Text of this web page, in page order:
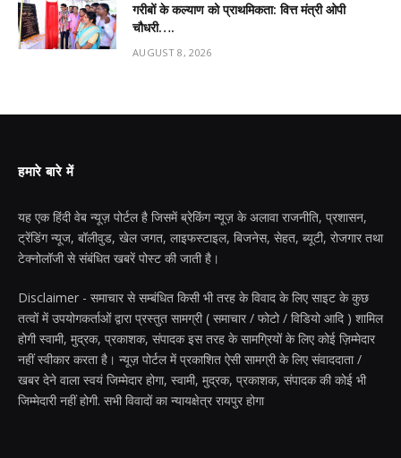
गरीबों के कल्याण को प्राथमिकता: वित्त मंत्री ओपी
चौधरी….
AUGUST 8, 2026
हमारे बारे में
यह एक हिंदी वेब न्यूज़ पोर्टल है जिसमें ब्रेकिंग न्यूज़ के अलावा राजनीति, प्रशासन,
ट्रेंडिंग न्यूज, बॉलीवुड, खेल जगत, लाइफस्टाइल, बिजनेस, सेहत, ब्यूटी, रोजगार तथा
टेक्नोलॉजी से संबंधित खबरें पोस्ट की जाती है।
Disclaimer - समाचार से सम्बंधित किसी भी तरह के विवाद के लिए साइट के कुछ
तत्वों में उपयोगकर्ताओं द्वारा प्रस्तुत सामग्री ( समाचार / फोटो / विडियो आदि ) शामिल
होगी स्वामी, मुद्रक, प्रकाशक, संपादक इस तरह के सामग्रियों के लिए कोई ज़िम्मेदार
नहीं स्वीकार करता है। न्यूज़ पोर्टल में प्रकाशित ऐसी सामग्री के लिए संवाददाता /
खबर देने वाला स्वयं जिम्मेदार होगा, स्वामी, मुद्रक, प्रकाशक, संपादक की कोई भी
जिम्मेदारी नहीं होगी. सभी विवादों का न्यायक्षेत्र रायपुर होगा